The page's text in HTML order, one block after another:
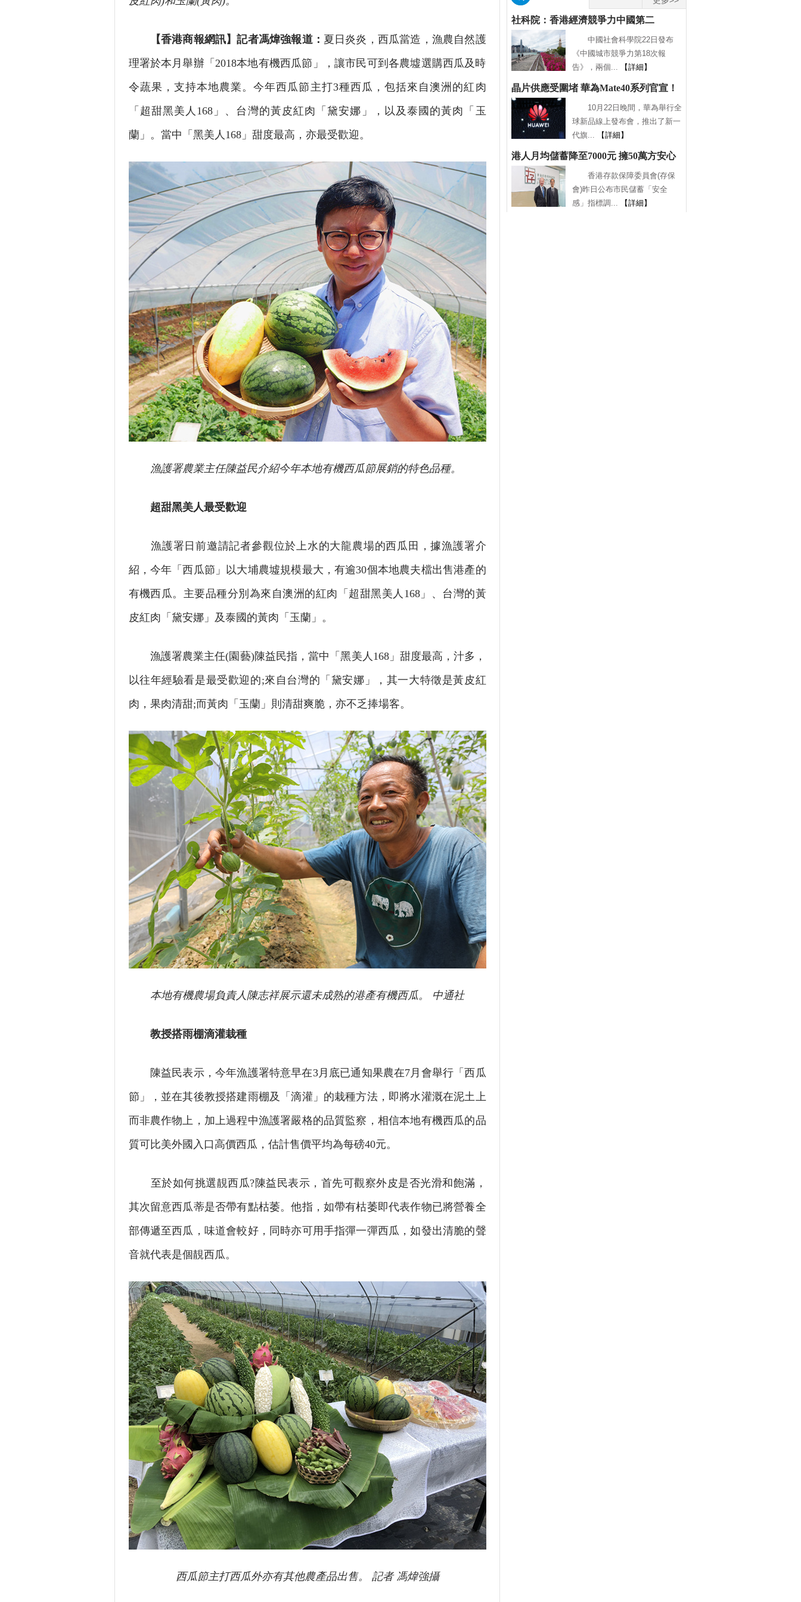
【香港商報網訊】記者馮煒強報道： 夏日炎炎，西瓜當造，漁農自然護
理署於本月舉辦「2018本地有機西瓜節」，讓市民可到各農墟選購西瓜及時
令蔬果，支持本地農業。今年西瓜節主打3種西瓜，包括來自澳洲的紅肉
「超甜黑美人168」、台灣的黃皮紅肉「黛安娜」，以及泰國的黃肉「玉
蘭」。當中「黑美人168」甜度最高，亦最受歡迎。
漁護署農業主任陳益民介紹今年本地有機西瓜節展銷的特色品種。
超甜黑美人最受歡迎
漁護署日前邀請記者參觀位於上水的大龍農場的西瓜田，據漁護署介
紹，今年「西瓜節」以大埔農墟規模最大，有逾30個本地農夫檔出售港產的
有機西瓜。主要品種分別為來自澳洲的紅肉「超甜黑美人168」、台灣的黃
皮紅肉「黛安娜」及泰國的黃肉「玉蘭」。
漁護署農業主任(園藝)陳益民指，當中「黑美人168」甜度最高，汁多，
以往年經驗看是最受歡迎的;來自台灣的「黛安娜」，其一大特徵是黃皮紅
肉，果肉清甜;而黃肉「玉蘭」則清甜爽脆，亦不乏捧場客。
本地有機農場負責人陳志祥展示還未成熟的港產有機西瓜。 中通社
教授搭雨棚滴灌栽種
陳益民表示，今年漁護署特意早在3月底已通知果農在7月會舉行「西瓜
節」，並在其後教授搭建雨棚及「滴灌」的栽種方法，即將水灌溉在泥土上
而非農作物上，加上過程中漁護署嚴格的品質監察，相信本地有機西瓜的品
質可比美外國入口高價西瓜，估計售價平均為每磅40元。
至於如何挑選靚西瓜?陳益民表示，首先可觀察外皮是否光滑和飽滿，
其次留意西瓜蒂是否帶有點枯萎。他指，如帶有枯萎即代表作物已將營養全
部傳遞至西瓜，味道會較好，同時亦可用手指彈一彈西瓜，如發出清脆的聲
音就代表是個靚西瓜。
西瓜節主打西瓜外亦有其他農產品出售。 記者 馮煒強攝